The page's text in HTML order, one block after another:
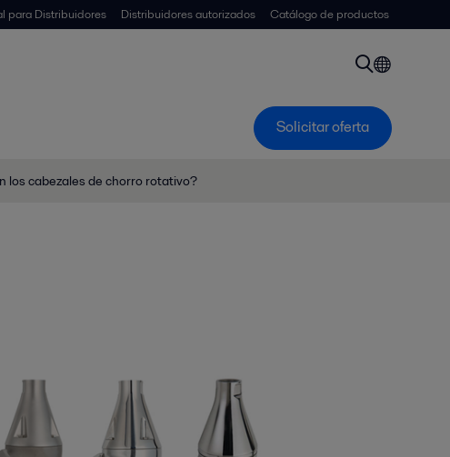
para Distribuidores Distribuidores autorizados Catálogo de productos
Solicitar oferta
los cabezales de chorro rotativo?